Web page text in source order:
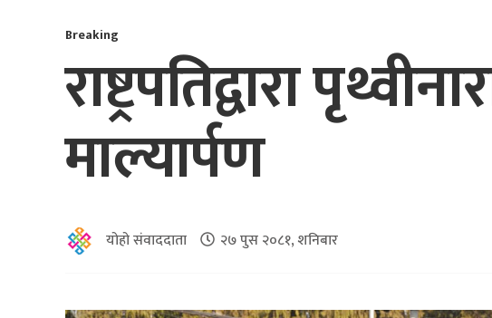
Breaking
राष्ट्रपतिद्वारा
माल्यार्पण
योहो संवाददाता २७ पुस २०८१, शनिबार